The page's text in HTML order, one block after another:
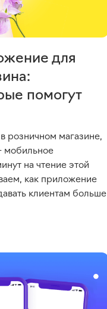
для
помогут
розничном магазине,
мобильное
на чтение этой
как приложение
клиентам больше